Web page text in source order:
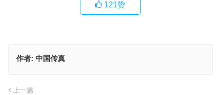
121赞
作者: 中国传真
上一篇